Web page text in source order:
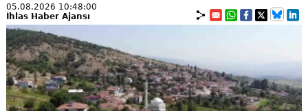
05.08.2026 10:48:00
İhlas Haber Ajansı